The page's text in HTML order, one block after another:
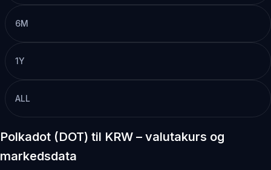
6M
1Y
ALL
Polkadot (DOT) til KRW – valutakurs og
markedsdata